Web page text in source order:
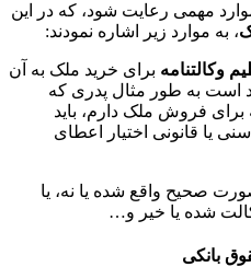
مهمی رعایت شود، که در این
، به موارد زیر اشاره نمودند:
وکالتنامه برای خرید ملک به آن
است به طور مثال پدری که
فروش ملک دارم، باید
یا قانونی اختیار اعطای
صحیح واقع شده یا نه، یا
شده یا خیر و…
بانکی